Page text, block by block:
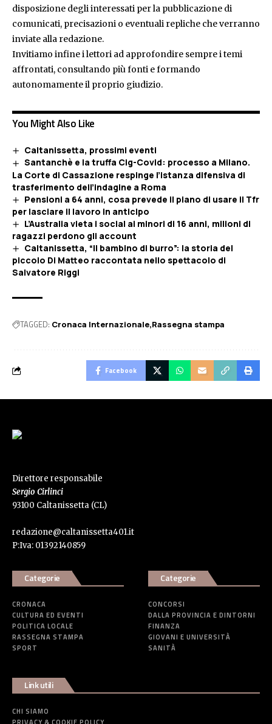
disposizione degli interessati per la pubblicazione di
comunicati, precisazioni o eventuali repliche che verranno
inviate alla redazione.
Invitiamo infine i lettori ad approfondire sempre i temi
affrontati, consultando più fonti e formando
autonomamente il proprio giudizio.
You Might Also Like
Caltanissetta, prossimi eventi
Santanchè e la truffa Cig-Covid: processo a Milano.
La Corte di Cassazione respinge l’istanza difensiva di
trasferimento dell’indagine a Roma
Pensioni a 64 anni, cosa prevede il piano di usare il Tfr
per lasciare il lavoro in anticipo
L’Australia vieta i social ai minori di 16 anni, milioni di
ragazzi perdono gli account
Caltanissetta, “Il bambino di burro”: la storia del
piccolo Di Matteo raccontata nello spettacolo di
Salvatore Riggi
TAGGED: Cronaca Internazionale Rassegna stampa
Facebook
Direttore responsabile
Sergio Cirlinci
93100 Caltanissetta (CL)
redazione@caltanissetta401.it
P:Iva: 01392140859
Categorie
CRONACA
CULTURA ED EVENTI
POLITICA LOCALE
RASSEGNA STAMPA
SPORT
Categorie
CONCORSI
DALLA PROVINCIA E DINTORNI
FINANZA
GIOVANI E UNIVERSITÀ
SANITÀ
Link utili
CHI SIAMO